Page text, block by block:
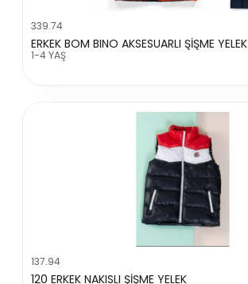
339.74
ERKEK BOM BINO AKSESUARLI ŞİŞME YELEK
1-4 YAŞ
137.94
120 ERKEK NAKISLI ŞİŞME YELEK